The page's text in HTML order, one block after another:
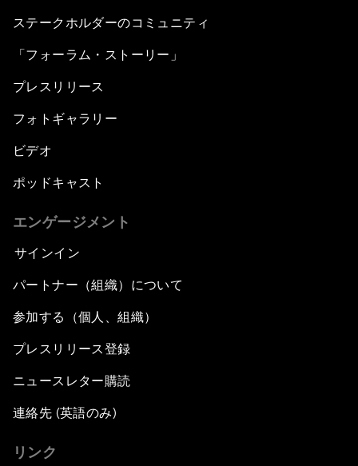
ステークホルダーのコミュニティ
「フォーラム・ストーリー」
プレスリリース
フォトギャラリー
ビデオ
ポッドキャスト
エンゲージメント
サインイン
パートナー（組織）について
参加する（個人、組織）
プレスリリース登録
ニュースレター購読
連絡先 (英語のみ)
リンク